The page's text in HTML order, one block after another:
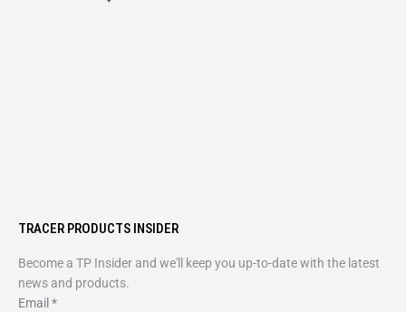
TRACER PRODUCTS INSIDER
Become a TP Insider and we'll keep you up-to-date with the latest
news and products.
Email *